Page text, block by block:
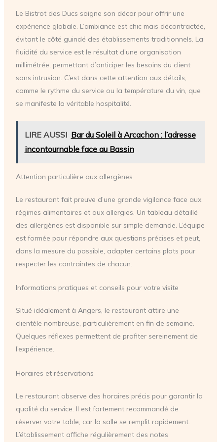
Le Bistrot des Ducs soigne son décor pour offrir une
expérience globale. L’ambiance est chic mais décontractée,
évitant le côté guindé des établissements traditionnels. La
fluidité du service est le résultat d’une organisation
millimétrée, permettant d’anticiper les besoins du client
sans intrusion. C’est dans cette attention aux détails,
comme le rythme du service ou la température du vin, que
se manifeste la véritable hospitalité.
LIRE AUSSI Bar du Soleil à Arcachon : l’adresse
incontournable face au Bassin
Attention particulière aux allergènes
Le restaurant fait preuve d’une grande vigilance face aux
régimes alimentaires et aux allergies. Un tableau détaillé
des allergènes est disponible sur simple demande. L’équipe
est formée pour répondre aux questions précises et peut,
dans la mesure du possible, adapter certains plats pour
respecter les contraintes de chacun.
Informations pratiques et conseils pour votre visite
Situé idéalement à Angers, le restaurant attire une
clientèle nombreuse, particulièrement en fin de semaine.
Quelques réflexes permettent de profiter sereinement de
l’expérience.
Horaires et réservations
Le restaurant observe des horaires précis pour garantir la
qualité du service. Il est fortement recommandé de
réserver votre table, car la salle se remplit rapidement.
L’établissement affiche régulièrement des notes